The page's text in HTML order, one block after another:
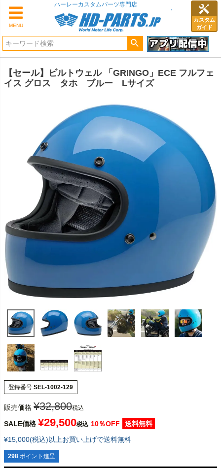
MENU
カスタム
ガイド
ハーレーカスタムパーツ専門店
【セール】ビルトウェル 「GRINGO」ECE フルフェ
イス グロス タホ ブルー Lサイズ
登録番号 SEL-1002-129
販売価格 ¥32,800税込
SALE価格 ¥29,500税込 10％OFF
送料無料
¥15,000(税込)以上お買い上げで送料無料
298 ポイント進呈